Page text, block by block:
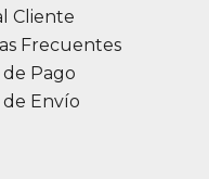
Cliente
Frecuentes
Pago
Envío